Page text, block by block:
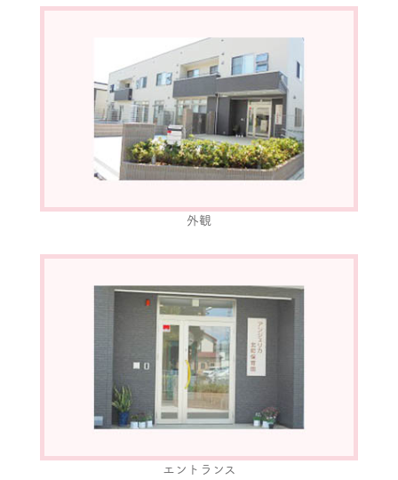
外観
エントランス